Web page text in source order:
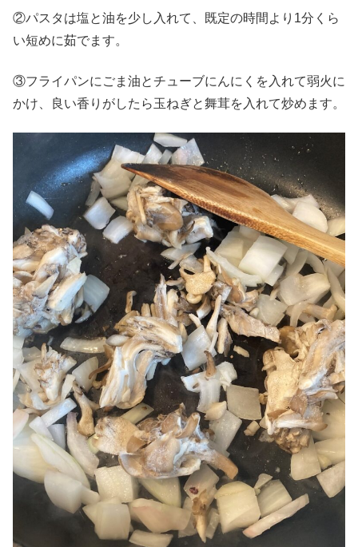
②パスタは塩と油を少し入れて、既定の時間より1分くら
い短めに茹でます。
③フライパンにごま油とチューブにんにくを入れて弱火に
かけ、良い香りがしたら玉ねぎと舞茸を入れて炒めます。